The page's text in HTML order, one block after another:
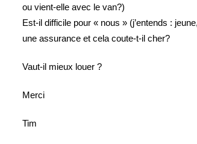
ou vient-elle avec le van?)
Est-il difficile pour « nous » (j’entends :
une assurance et cela coute-t-il cher?
Vaut-il mieux louer ?
Merci
Tim